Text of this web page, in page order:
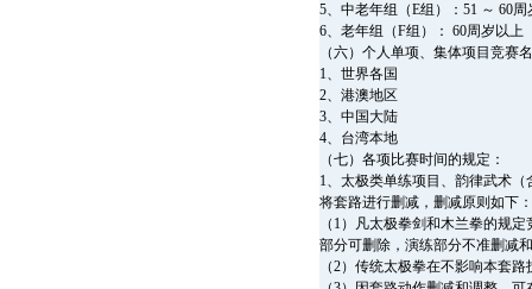
5、中老年组（E组）：51 ～ 60
6、老年组（F组）： 60周岁以上
（六）个人单项、集体项目竞赛
1、世界各国
2、港澳地区
3、中国大陆
4、台湾本地
（七）各项比赛时间的规定：
1、太极类单练项目、韵律武术
将套路进行删减，删减原则如下：
（1）凡太极拳剑和木兰拳的规
部分可删除，演练部分不准删减
（2）传统太极拳在不影响本套